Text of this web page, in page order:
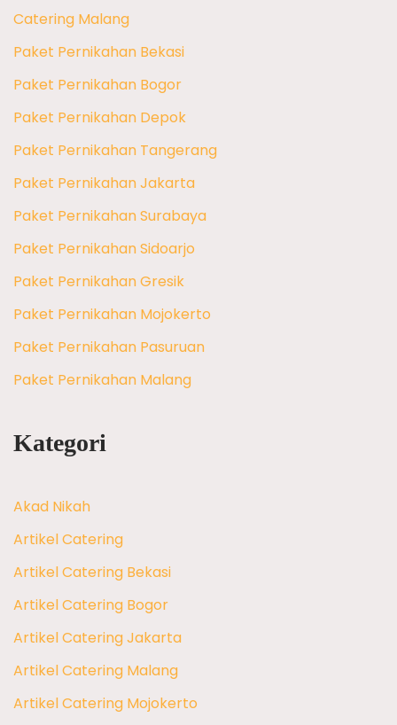
Catering Malang
Paket Pernikahan Bekasi
Paket Pernikahan Bogor
Paket Pernikahan Depok
Paket Pernikahan Tangerang
Paket Pernikahan Jakarta
Paket Pernikahan Surabaya
Paket Pernikahan Sidoarjo
Paket Pernikahan Gresik
Paket Pernikahan Mojokerto
Paket Pernikahan Pasuruan
Paket Pernikahan Malang
Kategori
Akad Nikah
Artikel Catering
Artikel Catering Bekasi
Artikel Catering Bogor
Artikel Catering Jakarta
Artikel Catering Malang
Artikel Catering Mojokerto